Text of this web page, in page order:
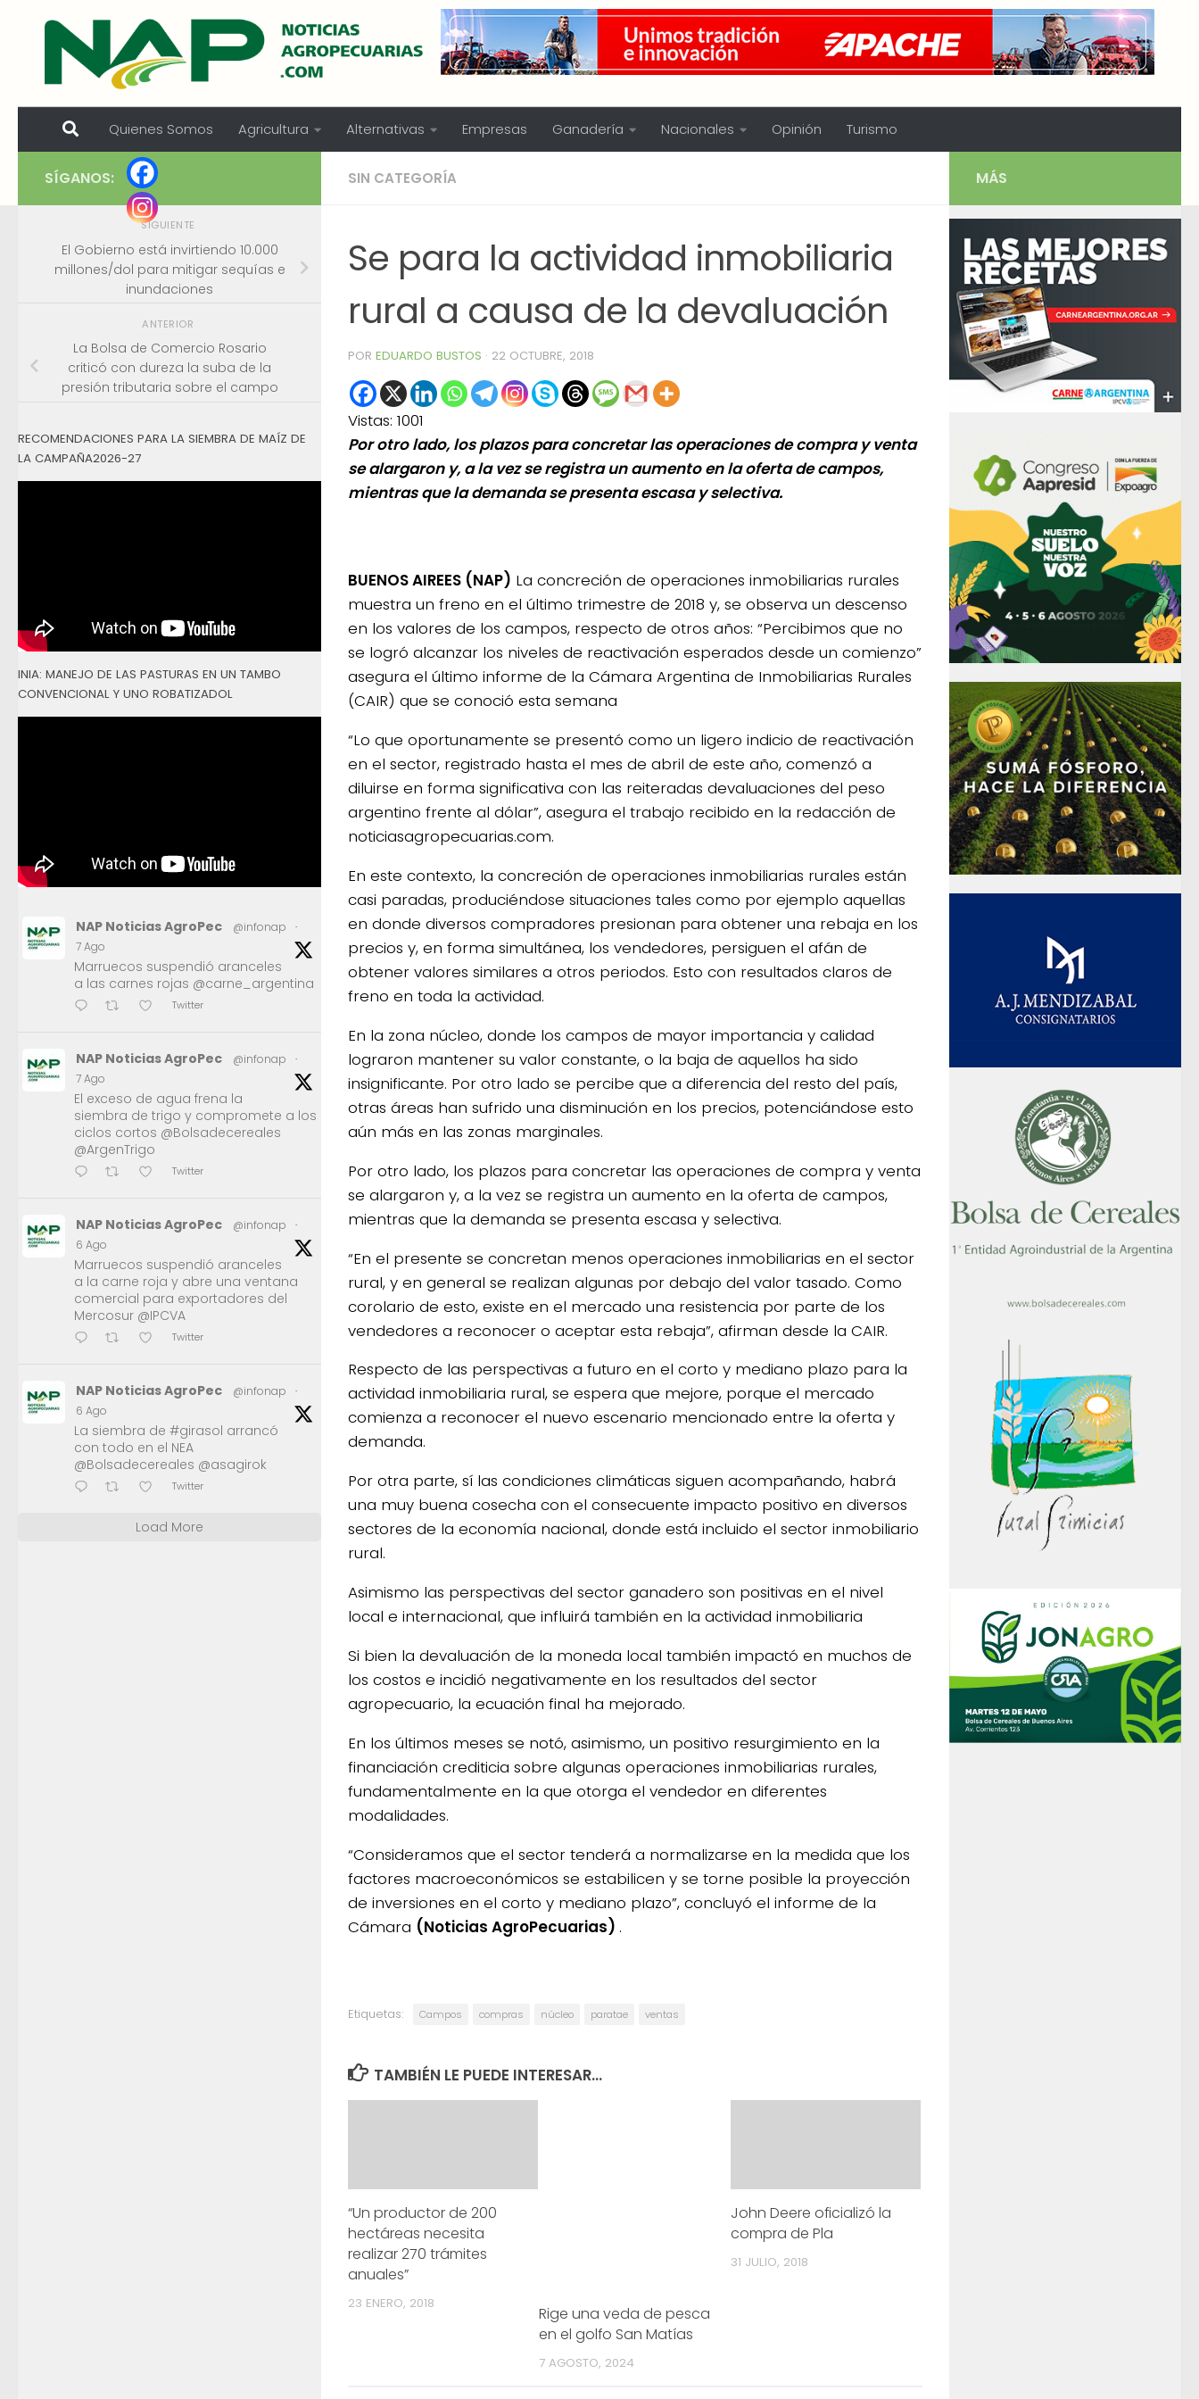
Skip to content
Quienes Somos Agricultura Alternativas Empresas Ganadería Nacionales Opinión Turismo
SIN CATEGORÍA
Se para la actividad inmobiliaria
rural a causa de la devaluación
POR EDUARDO BUSTOS · 22 OCTUBRE, 2018
Vistas: 1001
Por otro lado, los plazos para concretar las operaciones de compra y venta
se alargaron y, a la vez se registra un aumento en la oferta de campos,
mientras que la demanda se presenta escasa y selectiva.
BUENOS AIREES (NAP) La concreción de operaciones inmobiliarias rurales
muestra un freno en el último trimestre de 2018 y, se observa un descenso
en los valores de los campos, respecto de otros años: “Percibimos que no
se logró alcanzar los niveles de reactivación esperados desde un comienzo”
asegura el último informe de la Cámara Argentina de Inmobiliarias Rurales
(CAIR) que se conoció esta semana
“Lo que oportunamente se presentó como un ligero indicio de reactivación
en el sector, registrado hasta el mes de abril de este año, comenzó a
diluirse en forma significativa con las reiteradas devaluaciones del peso
argentino frente al dólar”, asegura el trabajo recibido en la redacción de
noticiasagropecuarias.com.
En este contexto, la concreción de operaciones inmobiliarias rurales están
casi paradas, produciéndose situaciones tales como por ejemplo aquellas
en donde diversos compradores presionan para obtener una rebaja en los
precios y, en forma simultánea, los vendedores, persiguen el afán de
obtener valores similares a otros periodos. Esto con resultados claros de
freno en toda la actividad.
En la zona núcleo, donde los campos de mayor importancia y calidad
lograron mantener su valor constante, o la baja de aquellos ha sido
insignificante. Por otro lado se percibe que a diferencia del resto del país,
otras áreas han sufrido una disminución en los precios, potenciándose esto
aún más en las zonas marginales.
Por otro lado, los plazos para concretar las operaciones de compra y venta
se alargaron y, a la vez se registra un aumento en la oferta de campos,
mientras que la demanda se presenta escasa y selectiva.
“En el presente se concretan menos operaciones inmobiliarias en el sector
rural, y en general se realizan algunas por debajo del valor tasado. Como
corolario de esto, existe en el mercado una resistencia por parte de los
vendedores a reconocer o aceptar esta rebaja”, afirman desde la CAIR.
Respecto de las perspectivas a futuro en el corto y mediano plazo para la
actividad inmobiliaria rural, se espera que mejore, porque el mercado
comienza a reconocer el nuevo escenario mencionado entre la oferta y
demanda.
Por otra parte, sí las condiciones climáticas siguen acompañando, habrá
una muy buena cosecha con el consecuente impacto positivo en diversos
sectores de la economía nacional, donde está incluido el sector inmobiliario
rural.
Asimismo las perspectivas del sector ganadero son positivas en el nivel
local e internacional, que influirá también en la actividad inmobiliaria
Si bien la devaluación de la moneda local también impactó en muchos de
los costos e incidió negativamente en los resultados del sector
agropecuario, la ecuación final ha mejorado.
En los últimos meses se notó, asimismo, un positivo resurgimiento en la
financiación crediticia sobre algunas operaciones inmobiliarias rurales,
fundamentalmente en la que otorga el vendedor en diferentes
modalidades.
“Consideramos que el sector tenderá a normalizarse en la medida que los
factores macroeconómicos se estabilicen y se torne posible la proyección
de inversiones en el corto y mediano plazo”, concluyó el informe de la
Cámara (Noticias AgroPecuarias) .
Etiquetas: Campos compras núcleo paratae ventas
TAMBIÉN LE PUEDE INTERESAR...
“Un productor de 200
hectáreas necesita
realizar 270 trámites
anuales”
23 ENERO, 2018
Rige una veda de pesca
en el golfo San Matías
7 AGOSTO, 2024
John Deere oficializó la
compra de Pla
31 JULIO, 2018
SÍGANOS:
SIGUIENTE
El Gobierno está invirtiendo 10.000
millones/dol para mitigar sequías e
inundaciones
ANTERIOR
La Bolsa de Comercio Rosario
criticó con dureza la suba de la
presión tributaria sobre el campo
RECOMENDACIONES PARA LA SIEMBRA DE MAÍZ DE
LA CAMPAÑA2026-27
INIA: MANEJO DE LAS PASTURAS EN UN TAMBO
CONVENCIONAL Y UNO ROBATIZADOL
NAP Noticias AgroPec @infonap
·
7 Ago
Marruecos suspendió aranceles
a las carnes rojas @carne_argentina
Twitter
NAP Noticias AgroPec @infonap
·
7 Ago
El exceso de agua frena la
siembra de trigo y compromete a los
ciclos cortos @Bolsadecereales
@ArgenTrigo
Twitter
NAP Noticias AgroPec @infonap
·
6 Ago
Marruecos suspendió aranceles
a la carne roja y abre una ventana
comercial para exportadores del
Mercosur @IPCVA
Twitter
NAP Noticias AgroPec @infonap
·
6 Ago
La siembra de #girasol arrancó
con todo en el NEA
@Bolsadecereales @asagirok
Twitter
Load More
MÁS